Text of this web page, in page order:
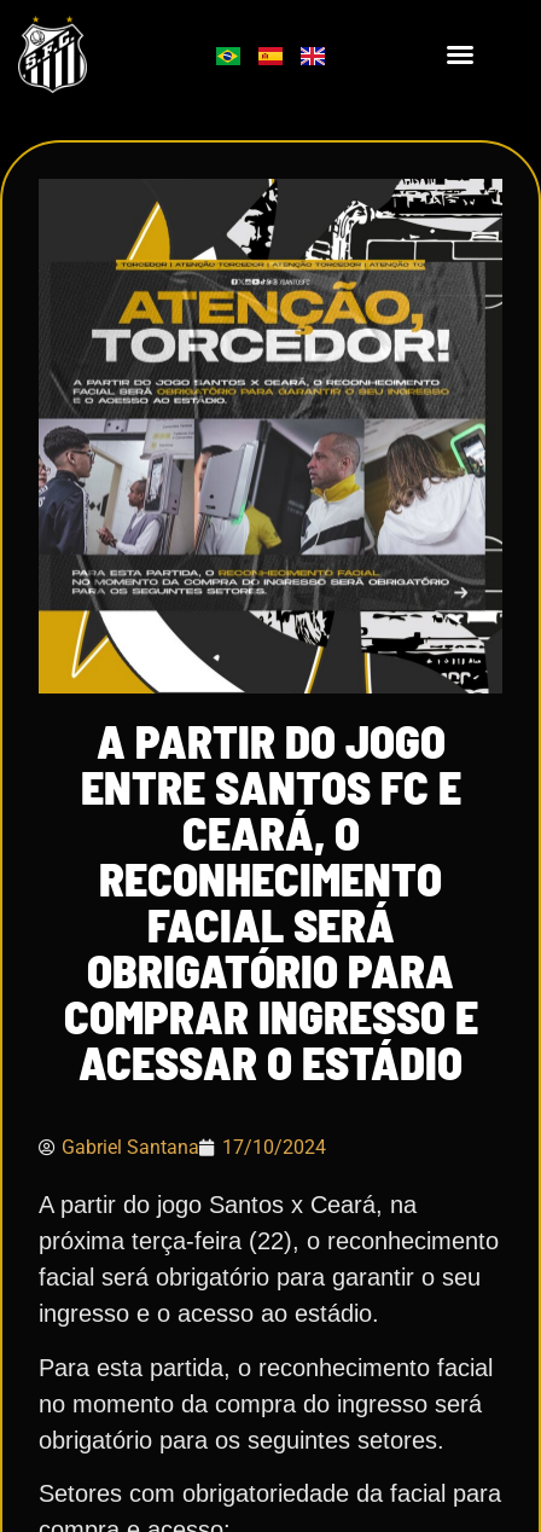
A PARTIR DO JOGO
ENTRE SANTOS FC E
CEARÁ, O
RECONHECIMENTO
FACIAL SERÁ
OBRIGATÓRIO PARA
COMPRAR INGRESSO E
ACESSAR O ESTÁDIO
Gabriel Santana 17/10/2024
A partir do jogo Santos x Ceará, na
próxima terça-feira (22), o reconhecimento
facial será obrigatório para garantir o seu
ingresso e o acesso ao estádio.
Para esta partida, o reconhecimento facial
no momento da compra do ingresso será
obrigatório para os seguintes setores.
Setores com obrigatoriedade da facial para